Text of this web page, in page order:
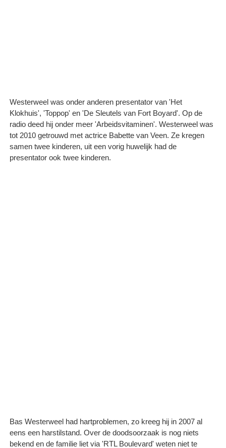
Westerweel was onder anderen presentator van 'Het
Klokhuis', 'Toppop' en 'De Sleutels van Fort Boyard'. Op de
radio deed hij onder meer 'Arbeidsvitaminen'. Westerweel was
tot 2010 getrouwd met actrice Babette van Veen. Ze kregen
samen twee kinderen, uit een vorig huwelijk had de
presentator ook twee kinderen.
Bas Westerweel had hartproblemen, zo kreeg hij in 2007 al
eens een harstilstand. Over de doodsoorzaak is nog niets
bekend en de familie liet via 'RTL Boulevard' weten niet te